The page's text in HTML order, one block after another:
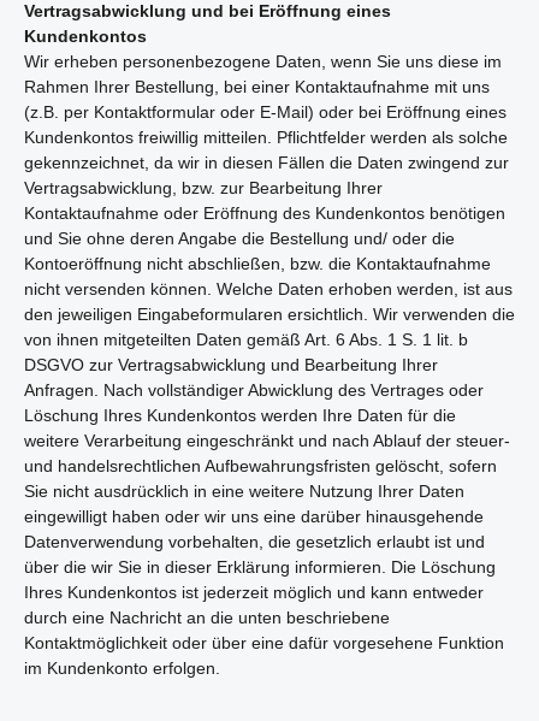
Vertragsabwicklung und bei Eröffnung eines
Kundenkontos
Wir erheben personenbezogene Daten, wenn Sie uns diese im
Rahmen Ihrer Bestellung, bei einer Kontaktaufnahme mit uns
(z.B. per Kontaktformular oder E-Mail) oder bei Eröffnung eines
Kundenkontos freiwillig mitteilen. Pflichtfelder werden als solche
gekennzeichnet, da wir in diesen Fällen die Daten zwingend zur
Vertragsabwicklung, bzw. zur Bearbeitung Ihrer
Kontaktaufnahme oder Eröffnung des Kundenkontos benötigen
und Sie ohne deren Angabe die Bestellung und/ oder die
Kontoeröffnung nicht abschließen, bzw. die Kontaktaufnahme
nicht versenden können. Welche Daten erhoben werden, ist aus
den jeweiligen Eingabeformularen ersichtlich. Wir verwenden die
von ihnen mitgeteilten Daten gemäß Art. 6 Abs. 1 S. 1 lit. b
DSGVO zur Vertragsabwicklung und Bearbeitung Ihrer
Anfragen. Nach vollständiger Abwicklung des Vertrages oder
Löschung Ihres Kundenkontos werden Ihre Daten für die
weitere Verarbeitung eingeschränkt und nach Ablauf der steuer-
und handelsrechtlichen Aufbewahrungsfristen gelöscht, sofern
Sie nicht ausdrücklich in eine weitere Nutzung Ihrer Daten
eingewilligt haben oder wir uns eine darüber hinausgehende
Datenverwendung vorbehalten, die gesetzlich erlaubt ist und
über die wir Sie in dieser Erklärung informieren. Die Löschung
Ihres Kundenkontos ist jederzeit möglich und kann entweder
durch eine Nachricht an die unten beschriebene
Kontaktmöglichkeit oder über eine dafür vorgesehene Funktion
im Kundenkonto erfolgen.